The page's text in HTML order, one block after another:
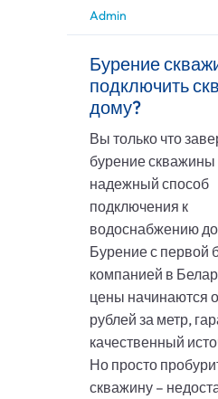
Admin
Бурение
подключить
дому?
Вы только что
бурение
надежный способ
подключения к
водоснабжению
Бурение с первой
компанией в
цены начинаются
рублей за метр,
качественный
Но просто
скважину –